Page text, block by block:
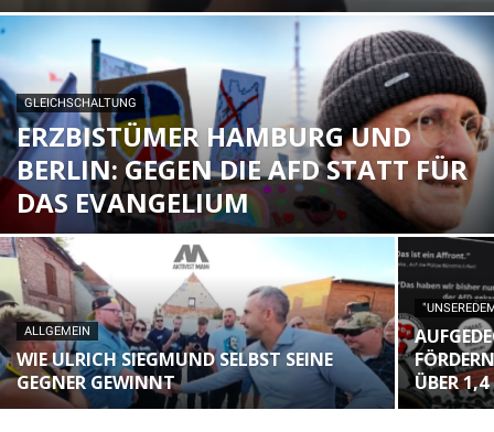
GLEICHSCHALTUNG
ERZBISTÜMER HAMBURG UND
BERLIN: GEGEN DIE AFD STATT FÜR
DAS EVANGELIUM
ALLGEMEIN
WIE ULRICH SIEGMUND SELBST SEINE
GEGNER GEWINNT
ÜBER